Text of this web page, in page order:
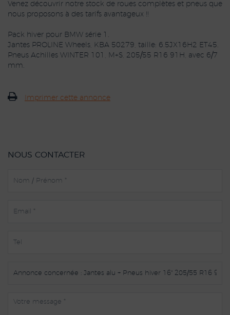
Venez découvrir notre stock de roues complètes et pneus que
nous proposons à des tarifs avantageux !!
Pack hiver pour BMW série 1.
Jantes PROLINE Wheels, KBA 50279, taille: 6.5JX16H2 ET45.
Pneus Achilles WINTER 101, M+S, 205/55 R16 91H, avec 6/7
mm.
Imprimer cette annonce
NOUS CONTACTER